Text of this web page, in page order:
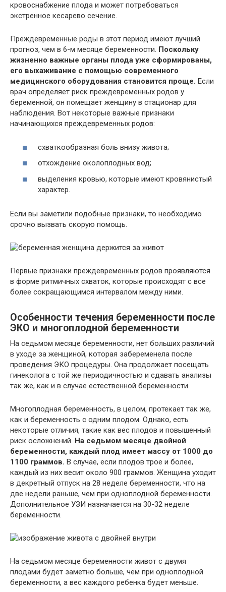
кровоснабжение плода и может потребоваться
экстренное кесарево сечение.
Преждевременные роды в этот период имеют лучший
прогноз, чем в 6-м месяце беременности. Поскольку
жизненно важные органы плода уже сформированы,
его выхаживание с помощью современного
медицинского оборудования становится проще. Если
врач определяет риск преждевременных родов у
беременной, он помещает женщину в стационар для
наблюдения. Вот некоторые важные признаки
начинающихся преждевременных родов:
схваткообразная боль внизу живота;
отхождение околоплодных вод;
выделения кровью, которые имеют кровянистый
характер.
Если вы заметили подобные признаки, то необходимо
срочно вызвать скорую помощь.
Первые признаки преждевременных родов проявляются
в форме ритмичных схваток, которые происходят с все
более сокращающимся интервалом между ними.
Особенности течения беременности после
ЭКО и многоплодной беременности
На седьмом месяце беременности, нет больших различий
в уходе за женщиной, которая забеременела после
проведения ЭКО процедуры. Она продолжает посещать
гинеколога с той же периодичностью и сдавать анализы
так же, как и в случае естественной беременности.
Многоплодная беременность, в целом, протекает так же,
как и беременность с одним плодом. Однако, есть
некоторые отличия, такие как вес плодов и повышенный
риск осложнений. На седьмом месяце двойной
беременности, каждый плод имеет массу от 1000 до
1100 граммов. В случае, если плодов трое и более,
каждый из них весит около 900 граммов. Женщина уходит
в декретный отпуск на 28 неделе беременности, что на
две недели раньше, чем при одноплодной беременности.
Дополнительное УЗИ назначается на 30-32 неделе
беременности.
На седьмом месяце беременности живот с двумя
плодами будет заметно больше, чем при одноплодной
беременности, а вес каждого ребенка будет меньше.